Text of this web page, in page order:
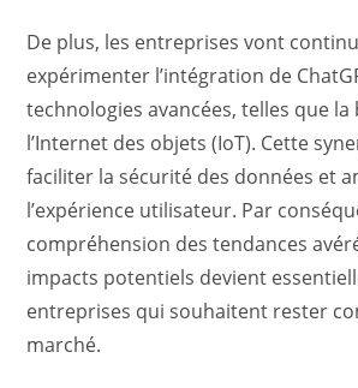
De plus, les entreprises vont
expérimenter l’intégration de
technologies avancées, telles que
l’Internet des objets (IoT). Cette
faciliter la sécurité des données et
l’expérience utilisateur. Par
compréhension des tendances
impacts potentiels devient
entreprises qui souhaitent rester
marché.